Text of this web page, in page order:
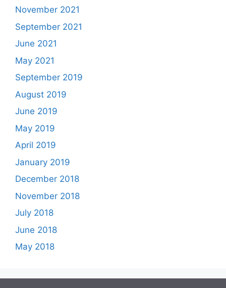
November 2021
September 2021
June 2021
May 2021
September 2019
August 2019
June 2019
May 2019
April 2019
January 2019
December 2018
November 2018
July 2018
June 2018
May 2018